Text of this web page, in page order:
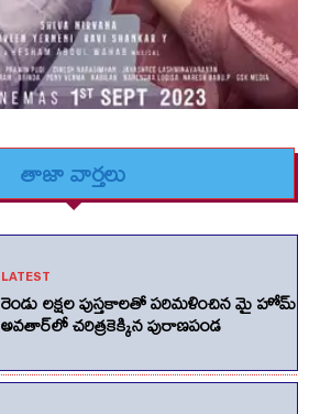
తాజా వార్తలు
LATEST
రెండు లక్షల పుస్తకాలతో పరిమళించిన మై హోమ్
అవతార్‌లో చరిత్రకెక్కిన పురాణపండ